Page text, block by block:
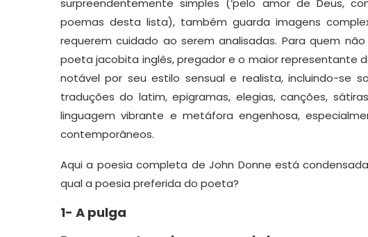
surpreendentemente simples (‘pelo amor de Deus,
poemas desta lista), também guarda imagens
requerem cuidado ao serem analisadas. Para quem
poeta jacobita inglês, pregador e o maior representante
notável por seu estilo sensual e realista, incluindo-se
traduções do latim, epigramas, elegias, canções,
linguagem vibrante e metáfora engenhosa,
contemporâneos.
Aqui a poesia completa de John Donne está
qual a poesia preferida do poeta?
1- A pulga